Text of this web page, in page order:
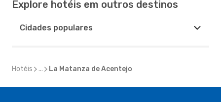
Explore hotéis em outros destinos
Cidades populares
Hotéis ... La Matanza de Acentejo